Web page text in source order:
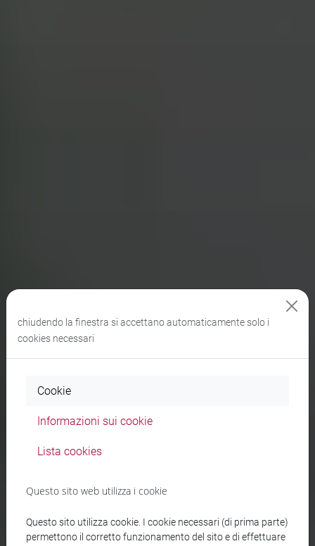
chiudendo la finestra si accettano automaticamente solo i
cookies necessari
Cookie
Informazioni sui cookie
Lista cookies
Questo sito web utilizza i cookie
Questo sito utilizza cookie. I cookie necessari (di prima parte)
permettono il corretto funzionamento del sito e di effettuare